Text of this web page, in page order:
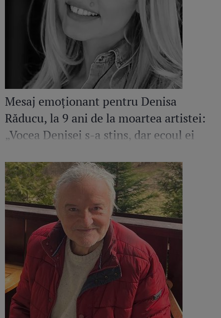
Mesaj emoționant pentru Denisa
Răducu, la 9 ani de la moartea artistei:
„Vocea Denisei s-a stins, dar ecoul ei